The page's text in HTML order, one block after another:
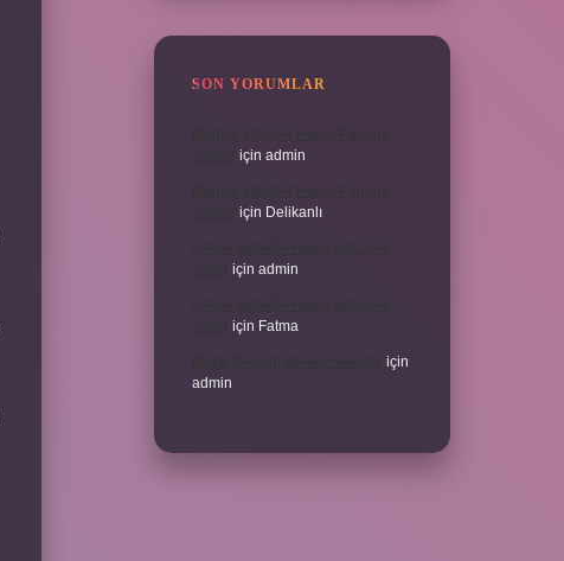
SON YORUMLAR
için admin
için Delikanlı
için admin
için Fatma
için
admin